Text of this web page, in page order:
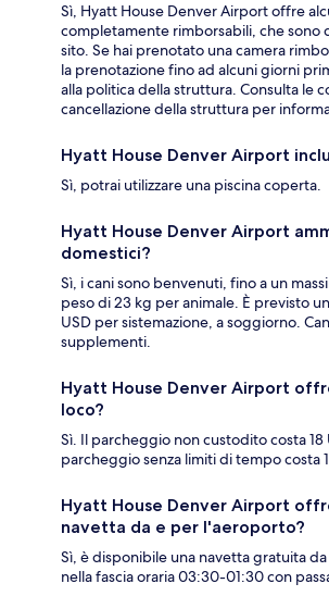
Sì, Hyatt House Denver Airport offre
completamente rimborsabili, che sono
sito. Se hai prenotato una camera
la prenotazione fino ad alcuni giorni
alla politica della struttura. Consulta le
cancellazione della struttura per
Hyatt House Denver Airport
Sì, potrai utilizzare una piscina coperta.
Hyatt House Denver Airport
domestici?
Sì, i cani sono benvenuti, fino a un
peso di 23 kg per animale. È previsto
USD per sistemazione, a soggiorno.
supplementi.
Hyatt House Denver Airport
loco?
Sì. Il parcheggio non custodito costa 18
parcheggio senza limiti di tempo costa
Hyatt House Denver Airport
navetta da e per l'aeroporto?
Sì, è disponibile una navetta gratuita
nella fascia oraria 03:30-01:30 con